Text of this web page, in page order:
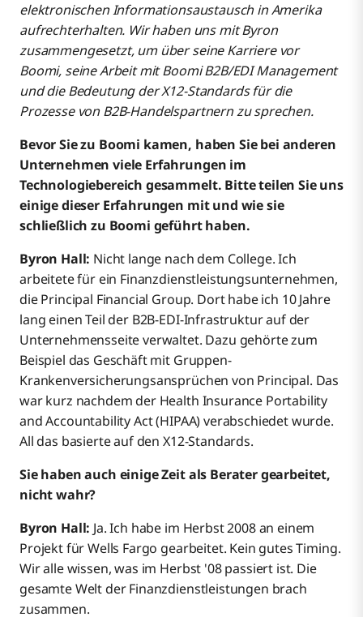
elektronischen Informationsaustausch in Amerika
aufrechterhalten. Wir haben uns mit Byron
zusammengesetzt, um über seine Karriere vor
Boomi, seine Arbeit mit Boomi B2B/EDI Management
und die Bedeutung der X12-Standards für die
Prozesse von B2B-Handelspartnern zu sprechen.
Bevor Sie zu Boomi kamen, haben Sie bei anderen
Unternehmen viele Erfahrungen im
Technologiebereich gesammelt. Bitte teilen Sie uns
einige dieser Erfahrungen mit und wie sie
schließlich zu Boomi geführt haben.
Byron Hall: Nicht lange nach dem College. Ich
arbeitete für ein Finanzdienstleistungsunternehmen,
die Principal Financial Group. Dort habe ich 10 Jahre
lang einen Teil der B2B-EDI-Infrastruktur auf der
Unternehmensseite verwaltet. Dazu gehörte zum
Beispiel das Geschäft mit Gruppen-
Krankenversicherungsansprüchen von Principal. Das
war kurz nachdem der Health Insurance Portability
and Accountability Act (HIPAA) verabschiedet wurde.
All das basierte auf den X12-Standards.
Sie haben auch einige Zeit als Berater gearbeitet,
nicht wahr?
Byron Hall: Ja. Ich habe im Herbst 2008 an einem
Projekt für Wells Fargo gearbeitet. Kein gutes Timing.
Wir alle wissen, was im Herbst '08 passiert ist. Die
gesamte Welt der Finanzdienstleistungen brach
zusammen.